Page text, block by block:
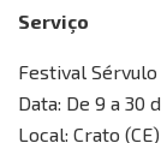
Serviço
Festival Sérvulo
Data: De 9 a 30
Local: Crato (CE)